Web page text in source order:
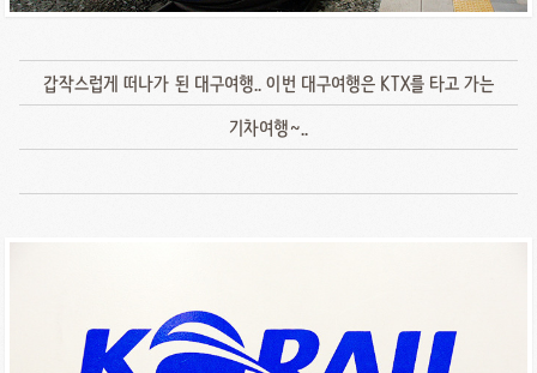
갑작스럽게 떠나가 된 대구여행.. 이번 대구여행은 KTX를 타고 가는
기차여행~..